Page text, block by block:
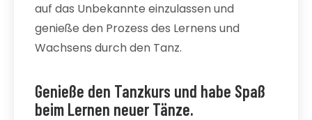
auf das Unbekannte einzulassen und
genieße den Prozess des Lernens und
Wachsens durch den Tanz.
Genieße den Tanzkurs und habe Spaß
beim Lernen neuer Tänze.